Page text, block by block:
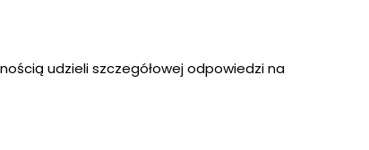
udzieli szczegółowej odpowiedzi na